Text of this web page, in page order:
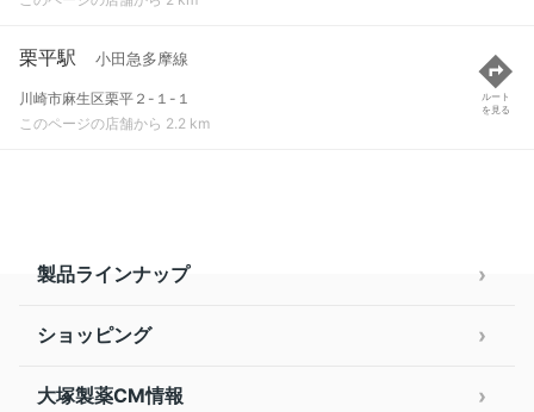
栗平駅 小田急多摩線
川崎市麻生区栗平２-１-１
このページの店舗から 2.2 km
ルート
を見る
製品ラインナップ
ショッピング
大塚製薬CM情報